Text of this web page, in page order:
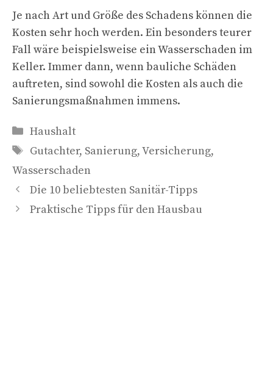
Je nach Art und Größe des Schadens können die
Kosten sehr hoch werden. Ein besonders teurer
Fall wäre beispielsweise ein Wasserschaden im
Keller. Immer dann, wenn bauliche Schäden
auftreten, sind sowohl die Kosten als auch die
Sanierungsmaßnahmen immens.
Kategorien
Haushalt
Schlagwörter
Gutachter, Sanierung,Versicherung,
Wasserschaden
Die 10 beliebtesten Sanitär-Tipps
Praktische Tipps für den Hausbau